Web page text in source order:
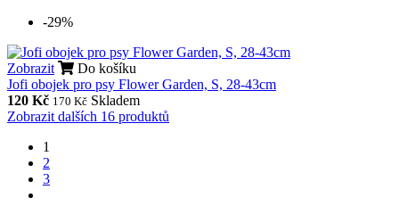
-29%
Zobrazit
Do košíku
Jofi obojek pro psy Flower Garden, S, 28-43cm
120 Kč 170 Kč Skladem
Zobrazit dalších 16 produktů
1
2
3